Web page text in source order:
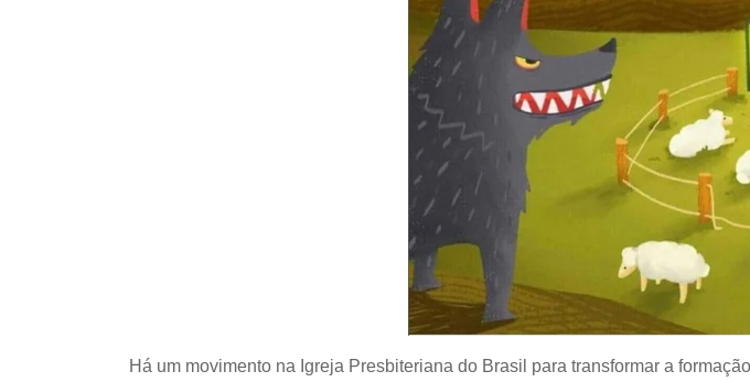
Há um movimento na Igreja Presbiteriana do Brasil para transformar a